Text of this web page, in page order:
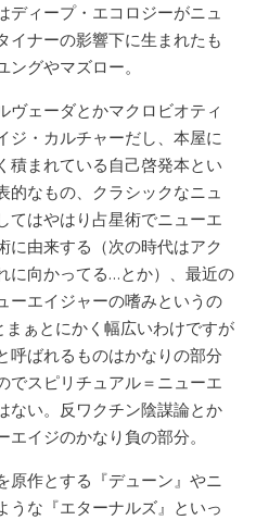
ディープ・エコロジーがニュ
イナーの影響下に生まれたも
グやマズロー。
ヴェーダとかマクロビオティ
ジ・カルチャーだし、本屋に
積まれている自己啓発本とい
的なもの、クラシックなニュ
てはやはり占星術でニューエ
に由来する（次の時代はアク
に向かってる…とか）、最近の
ーエイジャーの嗜みというの
ぁとにかく幅広いわけですが
呼ばれるものはかなりの部分
でスピリチュアル＝ニューエ
ない。反ワクチン陰謀論とか
イジのかなり負の部分。
原作とする『デューン』やニ
うな『エターナルズ』といっ